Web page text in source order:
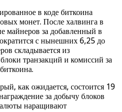
в коде биткоина
монет. После халвинга в
майнеров за добавленный в
с нынешних 6,25 до
складывается из
транзакций и комиссий за
как ожидается, состоится 19
за добычу блоков
наращивают